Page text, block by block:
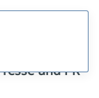
und PR-